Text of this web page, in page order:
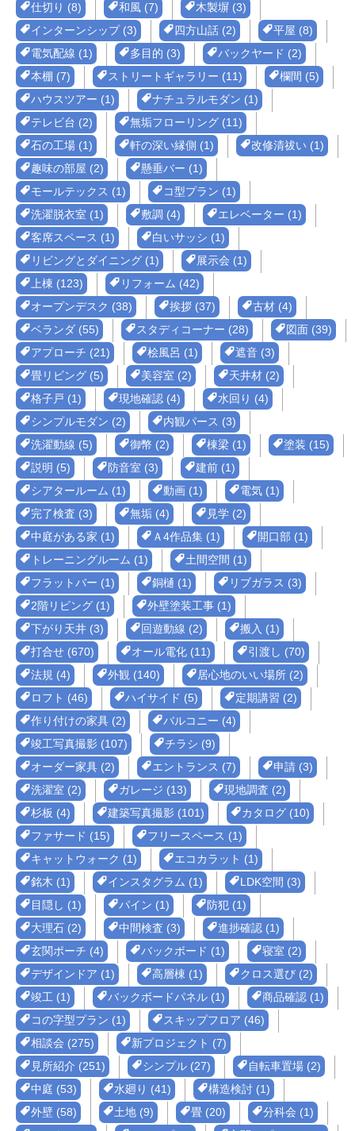
仕切り (8)
和風 (7)
木製塀 (3)
インターンシップ (3)
四方山話 (2)
平屋 (8)
電気配線 (1)
多目的 (3)
バックヤード (2)
本棚 (7)
ストリートギャラリー (11)
欄間 (5)
ハウスツアー (1)
ナチュラルモダン (1)
テレビ台 (2)
無垢フローリング (11)
石の工場 (1)
軒の深い縁側 (1)
改修清祓い (1)
趣味の部屋 (2)
懸垂バー (1)
モールテックス (1)
コ型プラン (1)
洗濯脱衣室 (1)
敷調 (4)
エレベーター (1)
客席スペース (1)
白いサッシ (1)
リビングとダイニング (1)
展示会 (1)
上棟 (123)
リフォーム (42)
オープンデスク (38)
挨拶 (37)
古材 (4)
ベランダ (55)
スタディコーナー (28)
図面 (39)
アプローチ (21)
桧風呂 (1)
遮音 (3)
畳リビング (5)
美容室 (2)
天井材 (2)
格子戸 (1)
現地確認 (4)
水回り (4)
シンプルモダン (2)
内観パース (3)
洗濯動線 (5)
御幣 (2) 棟梁 (1)
塗装 (15)
説明 (5)
防音室 (3)
建前 (1)
シアタールーム (1)
動画 (1)
電気 (1)
完了検査 (3)
無垢 (4)
見学 (2)
中庭がある家 (1)
Ａ4作品集 (1)
開口部 (1)
トレーニングルーム (1)
土間空間 (1)
フラットバー (1)
銅樋 (1)
リブガラス (3)
2階リビング (1)
外壁塗装工事 (1)
下がり天井 (3)
回遊動線 (2)
搬入 (1)
打合せ (670)
オール電化 (11)
引渡し (70)
法規 (4)
外観 (140)
居心地のいい場所 (2)
ロフト (46)
ハイサイド (5)
定期講習 (2)
作り付けの家具 (2)
バルコニー (4)
竣工写真撮影 (107)
チラシ (9)
オーダー家具 (2)
エントランス (7)
申請 (3)
洗濯室 (2)
ガレージ (13)
現地調査 (2)
杉板 (4)
建築写真撮影 (101)
カタログ (10)
ファサード (15)
フリースペース (1)
キャットウォーク (1)
エコカラット (1)
銘木 (1)
インスタグラム (1)
LDK空間 (3)
目隠し (1)
パイン (1)
防犯 (1)
大理石 (2)
中間検査 (3)
進捗確認 (1)
玄関ポーチ (4)
バックボード (1)
寝室 (2)
デザインドア (1)
高層棟 (1)
クロス選び (2)
竣工 (1)
バックボードパネル (1)
商品確認 (1)
コの字型プラン (1)
スキップフロア (46)
相談会 (275)
新プロジェクト (7)
見所紹介 (251)
シンプル (27)
自転車置場 (2)
中庭 (53)
水廻り (41)
構造検討 (1)
外壁 (58)
土地 (9) 畳 (20)
分科会 (1)